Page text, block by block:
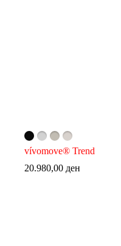
vívomove® Trend
20.980,00 ден